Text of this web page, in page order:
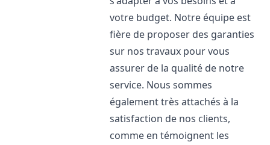
votre budget. Notre équipe est
fière de proposer des garanties
sur nos travaux pour vous
assurer de la qualité de notre
service. Nous sommes
également très attachés à la
satisfaction de nos clients,
comme en témoignent les